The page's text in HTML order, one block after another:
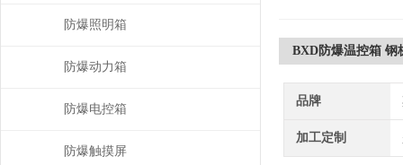
BXD防爆温控箱 钢
品牌
加工定制
防爆照明箱
防爆动力箱
防爆电控箱
防爆触摸屏